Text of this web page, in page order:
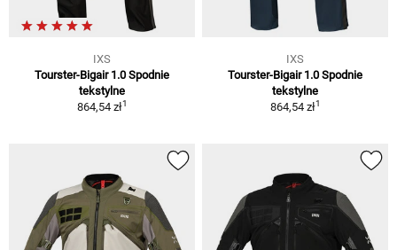
IXS
Tourster-Bigair 1.0 Spodnie
tekstylne
864,54 zł1
IXS
Tourster-Bigair 1.0 Spodnie
tekstylne
864,54 zł1